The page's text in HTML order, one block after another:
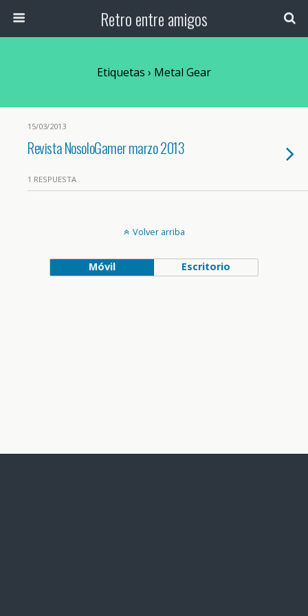
Retro entre amigos
Etiquetas › Metal Gear
15/03/2013
Revista NosoloGamer marzo 2013
1 RESPUESTA
Volver arriba
Móvil Escritorio